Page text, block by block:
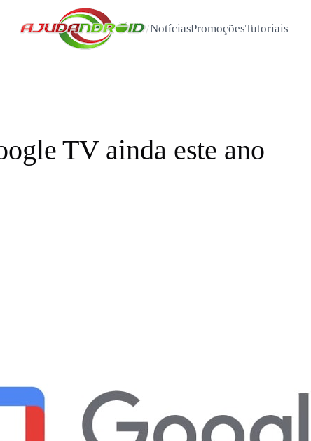
/NotíciasPromoçõesTutoriais
TV ainda este ano